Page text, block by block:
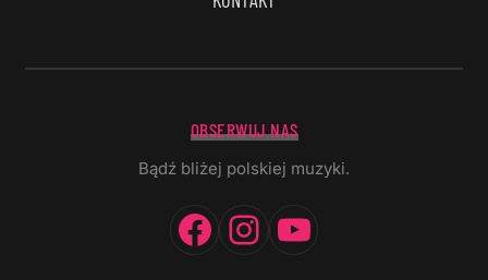
OBSERWUJ NAS
Bądź bliżej polskiej muzyki.
Facebook
Instagram